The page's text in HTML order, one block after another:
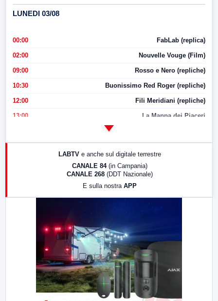
LUNEDI 03/08
00:00 FabLab (replica)
02:00 Nouvelle Vouge (Film)
09:00 Rosso e Nero (repliche)
10:30 Buonissimo Red Roger (repliche)
12:00 Fili Meridiani (repliche)
13:00 La Mappa dei Piaceri
LABTV e anche sul digitale terrestre
CANALE 84 (in Campania)
CANALE 268 (DDT Nazionale)
E sulla nostra APP